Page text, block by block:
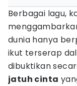
Berbagai lagu,
dunia hanya
ikut terserap
dibuktikan
jatuh cinta